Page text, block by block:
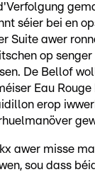
séier bei en
Suite awer
op
De Bellof
Eau
erop
awer misse
sou dass